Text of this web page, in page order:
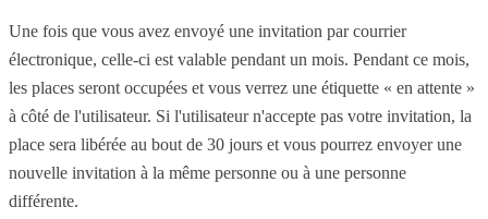
Une fois que vous avez envoyé une invitation par courrier
électronique, celle-ci est valable pendant un mois. Pendant ce mois,
les places seront occupées et vous verrez une étiquette « en attente »
à côté de l'utilisateur. Si l'utilisateur n'accepte pas votre invitation, la
place sera libérée au bout de 30 jours et vous pourrez envoyer une
nouvelle invitation à la même personne ou à une personne
différente.